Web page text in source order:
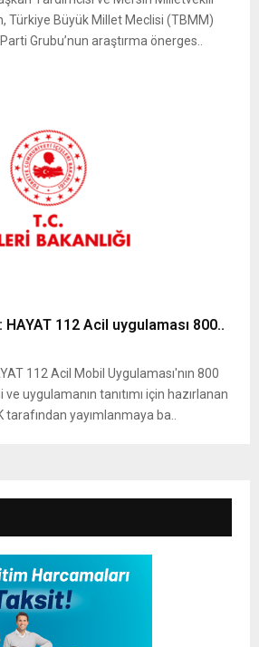
Türkiye Büyük Millet Meclisi (TBMM)
Grubu’nun araştırma önerges..
HAYAT 112 Acil uygulaması 800..
112 Acil Mobil Uygulaması'nın 800
uygulamanın tanıtımı için hazırlanan
tarafından yayımlanmaya ba..